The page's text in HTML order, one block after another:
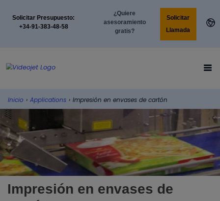
Solicitar Presupuesto:
+34-91-383-48-58
¿Quiere
asesoramiento
gratis?
Solicitar
Llamada
Inicio › Applications › Impresión en envases de cartón
Impresión en envases de